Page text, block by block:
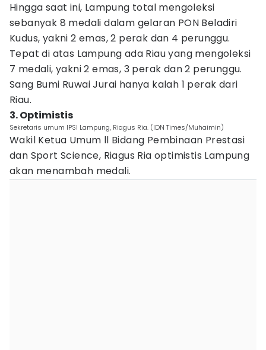
Hingga saat ini, Lampung total mengoleksi
sebanyak 8 medali dalam gelaran PON Beladiri
Kudus, yakni 2 emas, 2 perak dan 4 perunggu.
Tepat di atas Lampung ada Riau yang mengoleksi
7 medali, yakni 2 emas, 3 perak dan 2 perunggu.
Sang Bumi Ruwai Jurai hanya kalah 1 perak dari
Riau.
3. Optimistis
Sekretaris umum IPSI Lampung, Riagus Ria. (IDN Times/Muhaimin)
Wakil Ketua Umum ll Bidang Pembinaan Prestasi
dan Sport Science, Riagus Ria optimistis Lampung
akan menambah medali.